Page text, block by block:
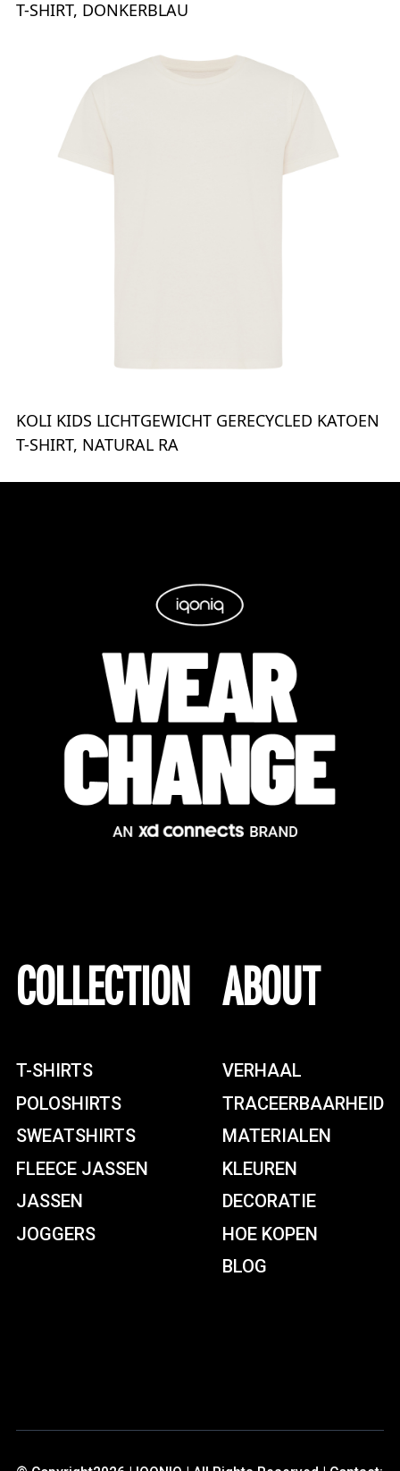
T-SHIRT, DONKERBLAU
KOLI KIDS LICHTGEWICHT GERECYCLED KATOEN
T-SHIRT, NATURAL RA
COLLECTION
T-SHIRTS
POLOSHIRTS
SWEATSHIRTS
FLEECE JASSEN
JASSEN
JOGGERS
ABOUT
VERHAAL
TRACEERBAARHEID
MATERIALEN
KLEUREN
DECORATIE
HOE KOPEN
BLOG